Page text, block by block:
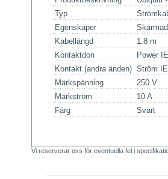
Typ
Egenskaper
Skärmad
Kabellängd
1.8 m
Kontaktdon
Power
Kontakt (andra änden) Ström
Märkspänning
250 V
Märkström
10 A
Färg
Svart
Vi reserverar oss för eventuella fel i